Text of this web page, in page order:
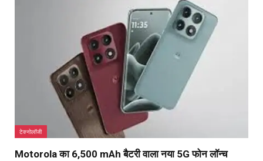
टेक्नोलॉजी
Motorola का 6,500 mAh बैटरी वाला नया 5G फोन लॉन्च